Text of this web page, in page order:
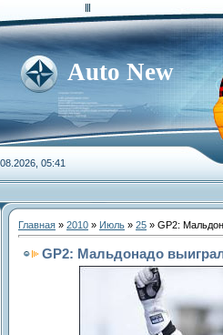
Auto New
05:41
Главная » 2010 » Июль » 25 » GP2:
GP2: Мальдонадо